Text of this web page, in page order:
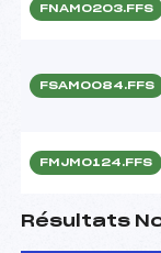
FNAM0203.FFS
FSAM0084.FFS
FMJM0124.FFS
Résultats